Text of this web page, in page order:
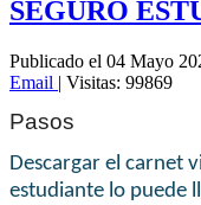
SEGURO
Publicado el 04 Mayo
Email | Visitas: 99869
Pasos
Descargar el carnet
estudiante lo puede